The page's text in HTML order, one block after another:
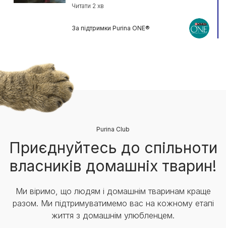
Читати 2 хв
За підтримки Purina ONE®
Purina Club
Приєднуйтесь до спільноти
власників домашніх тварин!
Ми віримо, що людям і домашнім тваринам краще
разом. Ми підтримуватимемо вас на кожному етапі
життя з домашнім улюбленцем.